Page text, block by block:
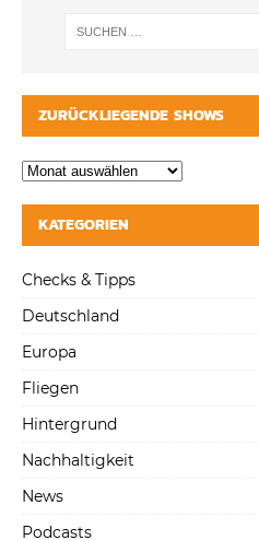
ZURÜCKLIEGENDE SHOWS
KATEGORIEN
Checks & Tipps
Deutschland
Europa
Fliegen
Hintergrund
Nachhaltigkeit
News
Podcasts